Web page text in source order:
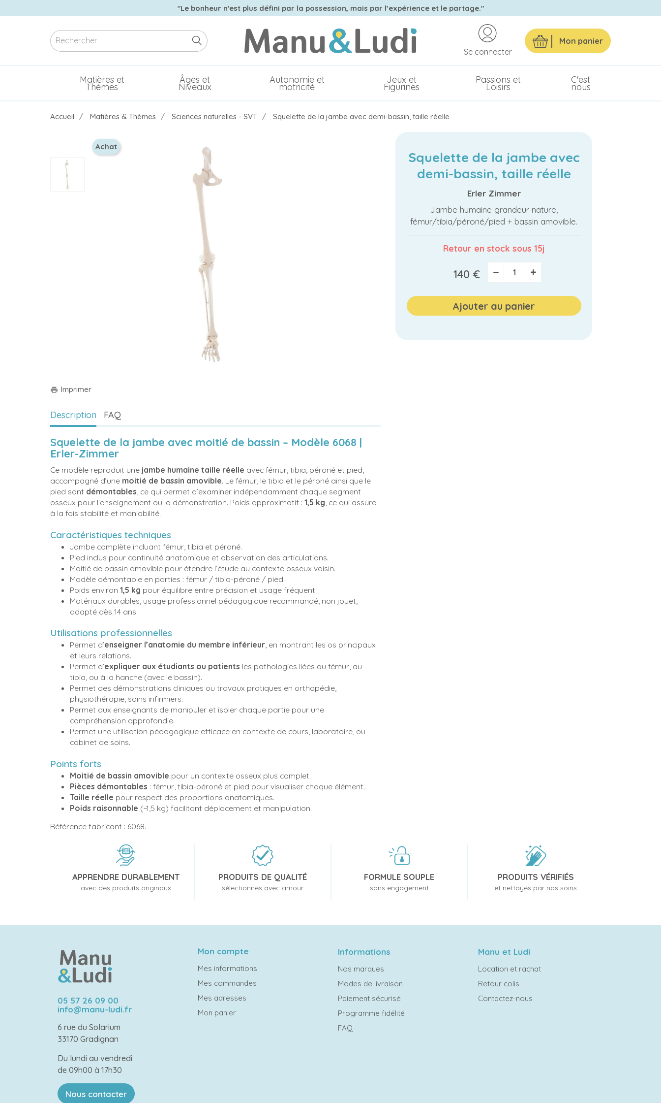
"Le bonheur n'est plus défini par la possession, mais par l’expérience et le partage."
Mon panier
Se connecter
Matières et
Thèmes
Âges et
Niveaux
Autonomie et
motricité
Jeux et
Figurines
Passions et
Loisirs
C'est
nous
Accueil Matières & Thèmes Sciences naturelles - SVT Squelette de la jambe avec demi-bassin, taille réelle
Achat
print Imprimer
Squelette de la jambe avec
demi-bassin, taille réelle
Erler Zimmer
Jambe humaine grandeur nature,
fémur/tibia/péroné/pied + bassin amovible.
Retour en stock sous 15j
140 € − +
Ajouter au panier
Description FAQ
Squelette de la jambe avec moitié de bassin – Modèle 6068 |
Erler-Zimmer
Ce modèle reproduit une jambe humaine taille réelle avec fémur, tibia, péroné et pied,
accompagné d’une moitié de bassin amovible. Le fémur, le tibia et le péroné ainsi que le
pied sont démontables, ce qui permet d’examiner indépendamment chaque segment
osseux pour l’enseignement ou la démonstration. Poids approximatif : 1,5 kg, ce qui assure
à la fois stabilité et maniabilité.
Caractéristiques techniques
Jambe complète incluant fémur, tibia et péroné.
Pied inclus pour continuité anatomique et observation des articulations.
Moitié de bassin amovible pour étendre l’étude au contexte osseux voisin.
Modèle démontable en parties : fémur / tibia-péroné / pied.
Poids environ 1,5 kg pour équilibre entre précision et usage fréquent.
Matériaux durables, usage professionnel pédagogique recommandé, non jouet,
adapté dès 14 ans.
Utilisations professionnelles
Permet d’enseigner l’anatomie du membre inférieur, en montrant les os principaux
et leurs relations.
Permet d’expliquer aux étudiants ou patients les pathologies liées au fémur, au
tibia, ou à la hanche (avec le bassin).
Permet des démonstrations cliniques ou travaux pratiques en orthopédie,
physiothérapie, soins infirmiers.
Permet aux enseignants de manipuler et isoler chaque partie pour une
compréhension approfondie.
Permet une utilisation pédagogique efficace en contexte de cours, laboratoire, ou
cabinet de soins.
Points forts
Moitié de bassin amovible pour un contexte osseux plus complet.
Pièces démontables : fémur, tibia-péroné et pied pour visualiser chaque élément.
Taille réelle pour respect des proportions anatomiques.
Poids raisonnable (~1,5 kg) facilitant déplacement et manipulation.
Référence fabricant : 6068.
APPRENDRE DURABLEMENT
avec des produits originaux
PRODUITS DE QUALITÉ
sélectionnés avec amour
FORMULE SOUPLE
sans engagement
PRODUITS VÉRIFIÉS
et nettoyés par nos soins
05 57 26 09 00
info@manu-ludi.fr
6 rue du Solarium
33170 Gradignan
Du lundi au vendredi
de 09h00 à 17h30
Nous contacter
Mon compte
Mes informations
Mes commandes
Mes adresses
Mon panier
Informations
Nos marques
Modes de livraison
Paiement sécurisé
Programme fidélité
FAQ
Manu et Ludi
Location et rachat
Retour colis
Contactez-nous